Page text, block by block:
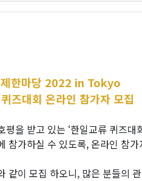
한마당 2022 in Tokyo
즈대회 온라인 참가자 모집
을 받고 있는 ‘한일교류 퀴즈대
참가하실 수 있도록, 온라인 참
같이 모집 하오니, 많은 분들의